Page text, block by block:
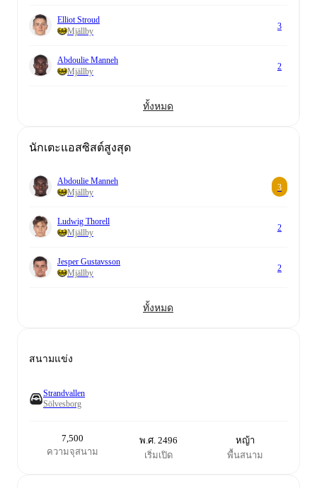
Elliot Stroud
Mjällby
3
Abdoulie Manneh
Mjällby
2
ทั้งหมด
นักเตะแอสซิสต์สูงสุด
Abdoulie Manneh
Mjällby
3
Ludwig Thorell
Mjällby
2
Jesper Gustavsson
Mjällby
2
ทั้งหมด
สนามแข่ง
Strandvallen
Sölvesborg
7,500
ความจุสนาม
พ.ศ. 2496
เริ่มเปิด
หญ้า
พื้นสนาม